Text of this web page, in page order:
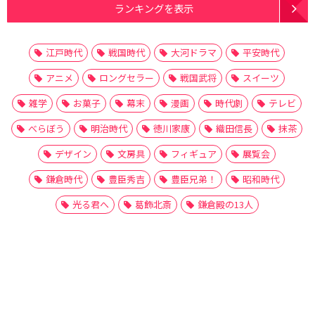
ランキングを表示
江戸時代 戦国時代 大河ドラマ
平安時代
アニメ
ロングセラー 戦国武将
スイーツ
雑学
お菓子 幕末 漫画 時代劇
テレビ
べらぼう
明治時代 徳川家康 織田信長
抹茶
デザイン
文房具 フィギュア
展覧会
鎌倉時代
豊臣秀吉 豊臣兄弟！
昭和時代
光る君へ
葛飾北斎 鎌倉殿の13人